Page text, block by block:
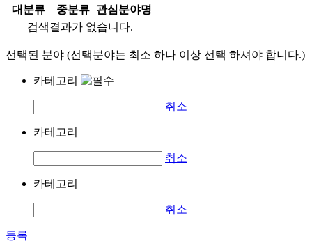
대분류
중분류
관심분야명
검색결과가 없습니다.
선택된 분야 (선택분야는 최소 하나 이상 선택 하셔야 합니다.)
카테고리
취소
카테고리
취소
카테고리
취소
등록